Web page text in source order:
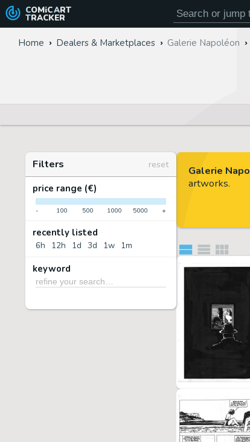
COMiC ART
TRACKER
Home Dealers & Marketplaces Galerie Napoléon
Filters
reset
price range (€)
- 100 500 1000 5000 +
recently listed
6h 12h 1d 3d 1w 1m
keyword
Galerie
artworks.